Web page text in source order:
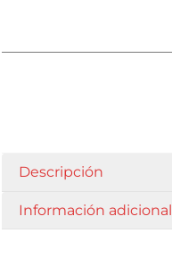
Descripción
Información adicional